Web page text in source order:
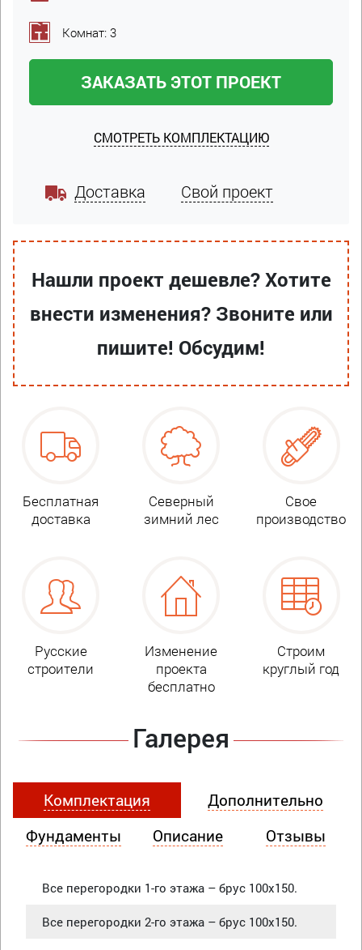
Комнат: 3
ЗАКАЗАТЬ ЭТОТ ПРОЕКТ
СМОТРЕТЬ КОМПЛЕКТАЦИЮ
Доставка Свой проект
Нашли проект дешевле? Хотите
внести изменения? Звоните или
пишите! Обсудим!
Бесплатная
доставка
Северный
зимний лес
Свое
производство
Русские
строители
Изменение
проекта
бесплатно
Строим
круглый год
Галерея
Комплектация
Дополнительно
Фундаменты
Описание Отзывы
Все перегородки 1-го этажа – брус 100х150.
Все перегородки 2-го этажа – брус 100х150.